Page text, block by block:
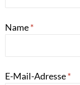
Name*
E-Mail-Adresse*